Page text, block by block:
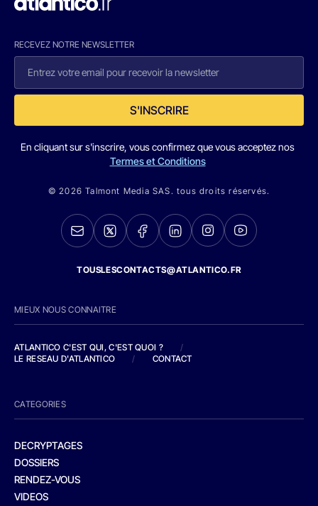
RECEVEZ NOTRE NEWSLETTER
S'INSCRIRE
En cliquant sur s'inscrire, vous confirmez que vous acceptez nos
Termes et Conditions
© 2026 Talmont Media SAS. tous droits réservés.
TOUSLESCONTACTS@ATLANTICO.FR
MIEUX NOUS CONNAITRE
ATLANTICO C'EST QUI, C'EST QUOI ?
/
LE RESEAU D'ATLANTICO
/ CONTACT
CATEGORIES
DECRYPTAGES
DOSSIERS
RENDEZ-VOUS
VIDEOS